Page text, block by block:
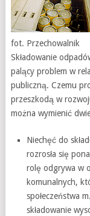
fot. Przechowalnik
Składowanie
palący problem w
publiczną. Czemu
przeszkodą w
można wymienić
Niechęć do
rozrosła się
rolę odgrywa w
komunalnych,
społeczeństwa
składowanie